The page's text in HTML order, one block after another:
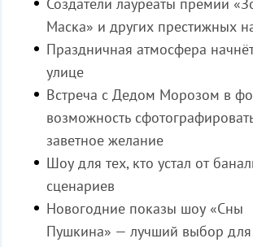
Создатели лауреаты премии «
Маска» и других престижных
Праздничная атмосфера
улице
Встреча с Дедом Морозом в
возможность
заветное желание
Шоу для тех, кто устал от
сценариев
Новогодние показы шоу «Сны
Пушкина» — лучший выбор для